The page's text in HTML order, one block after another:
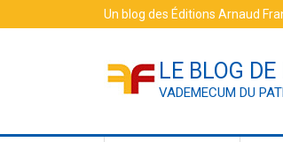
to
Un blog des Éditions Arnaud
LE BLOG
VADEMECUM DU